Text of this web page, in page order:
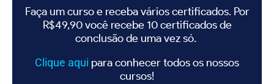
Faça um curso e receba vários certificados. Por
R$49,90 você recebe 10 certificados de
conclusão de uma vez só.
Clique aqui para conhecer todos os nossos
cursos!